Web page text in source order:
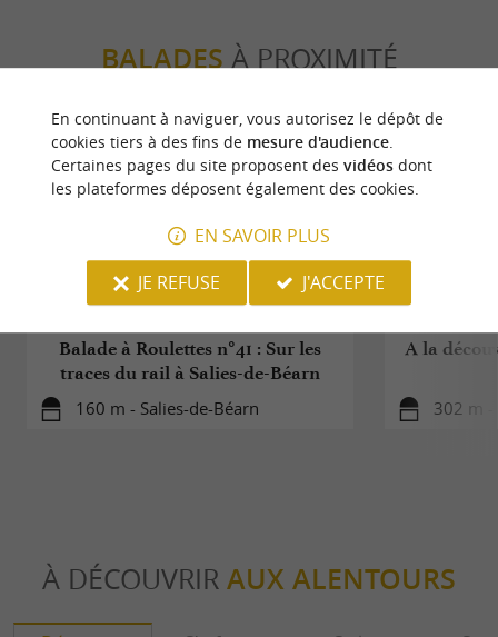
BALADESÀ PROXIMITÉ
Balade à Roulettes n°41 : Sur les
traces du rail à Salies-de-Béarn
160 m - Salies-de-Béarn
A la
302 m -
À DÉCOUVRIR AUX ALENTOURS
En continuant à naviguer, vous autorisez le dépôt de
cookies tiers à des fins de mesure d'audience.
Certaines pages du site proposent des vidéosdont
les plateformes déposent également des cookies.
EN SAVOIR PLUS
JE REFUSE
J'ACCEPTE